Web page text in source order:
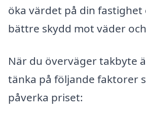
öka värdet på din fastighet
bättre skydd mot väder
När du överväger takbyte
tänka på följande faktorer
påverka priset: